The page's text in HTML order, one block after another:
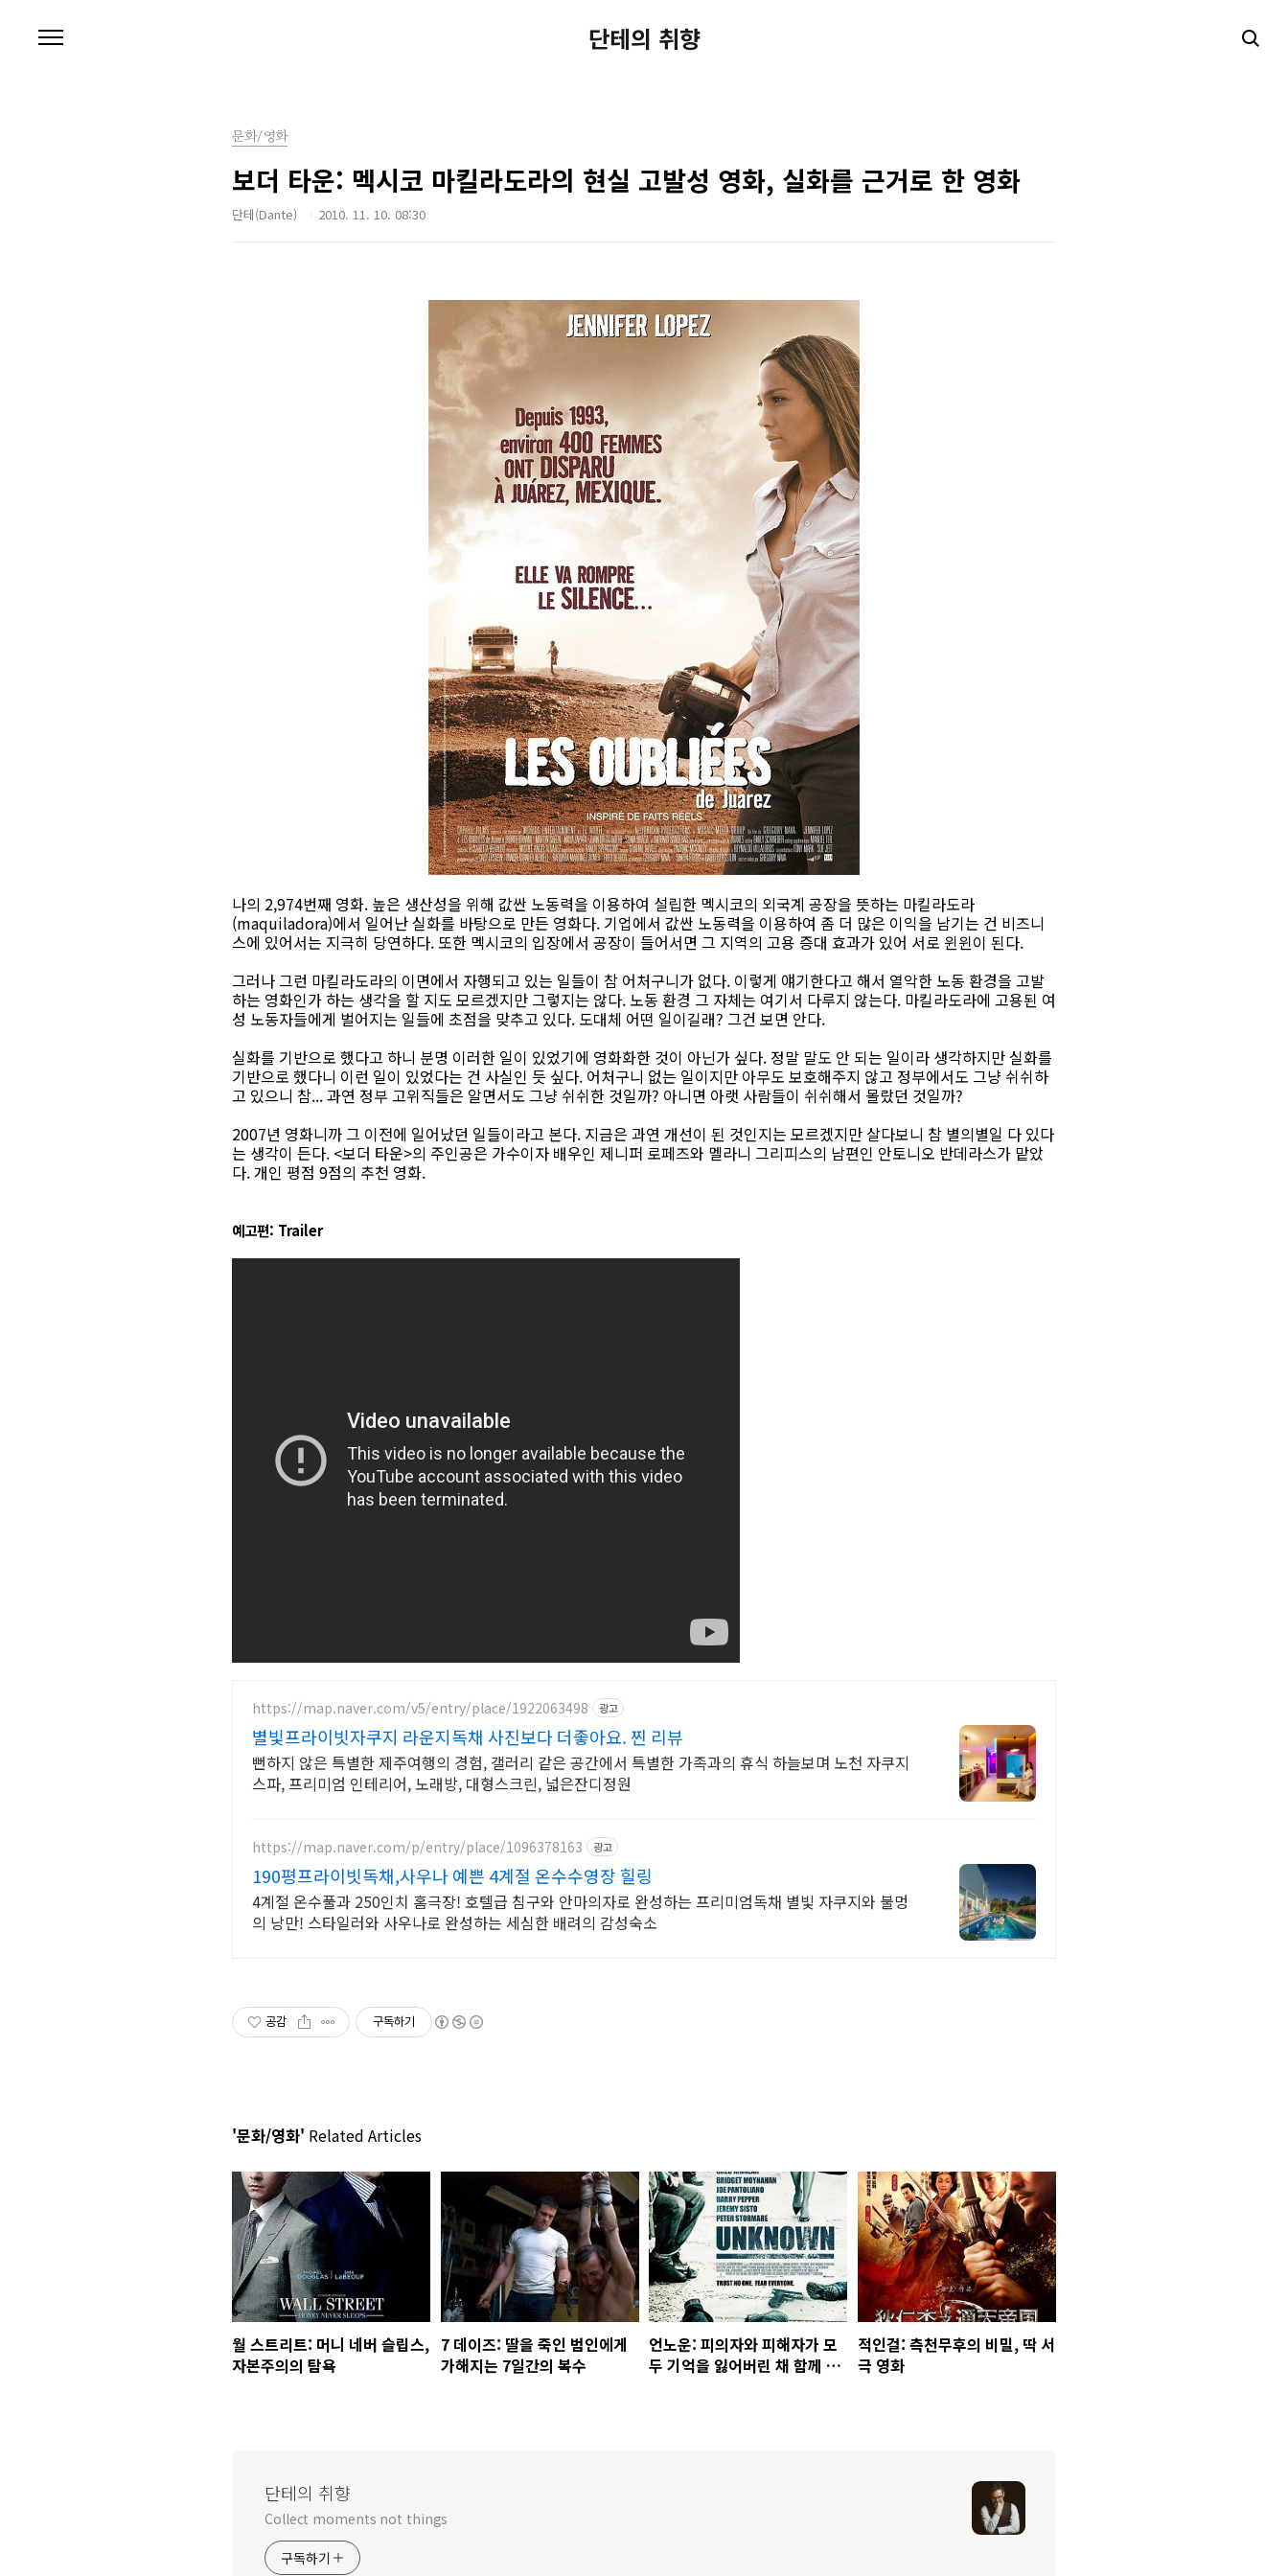
단테의 취향
문화/영화
보더 타운: 멕시코 마킬라도라의 현실 고발성 영화, 실화를 근거로 한 영화
단테(Dante) 2010. 11. 10. 08:30
나의 2,974번째 영화. 높은 생산성을 위해 값싼 노동력을 이용하여 설립한 멕시코의 외국계 공장을 뜻하는 마킬라도라
(maquiladora)에서 일어난 실화를 바탕으로 만든 영화다. 기업에서 값싼 노동력을 이용하여 좀 더 많은 이익을 남기는 건 비즈니
스에 있어서는 지극히 당연하다. 또한 멕시코의 입장에서 공장이 들어서면 그 지역의 고용 증대 효과가 있어 서로 윈윈이 된다.
그러나 그런 마킬라도라의 이면에서 자행되고 있는 일들이 참 어처구니가 없다. 이렇게 얘기한다고 해서 열악한 노동 환경을 고발
하는 영화인가 하는 생각을 할 지도 모르겠지만 그렇지는 않다. 노동 환경 그 자체는 여기서 다루지 않는다. 마킬라도라에 고용된 여
성 노동자들에게 벌어지는 일들에 초점을 맞추고 있다. 도대체 어떤 일이길래? 그건 보면 안다.
실화를 기반으로 했다고 하니 분명 이러한 일이 있었기에 영화화한 것이 아닌가 싶다. 정말 말도 안 되는 일이라 생각하지만 실화를
기반으로 했다니 이런 일이 있었다는 건 사실인 듯 싶다. 어처구니 없는 일이지만 아무도 보호해주지 않고 정부에서도 그냥 쉬쉬하
고 있으니 참... 과연 정부 고위직들은 알면서도 그냥 쉬쉬한 것일까? 아니면 아랫 사람들이 쉬쉬해서 몰랐던 것일까?
2007년 영화니까 그 이전에 일어났던 일들이라고 본다. 지금은 과연 개선이 된 것인지는 모르겠지만 살다보니 참 별의별일 다 있다
는 생각이 든다. <보더 타운>의 주인공은 가수이자 배우인 제니퍼 로페즈와 멜라니 그리피스의 남편인 안토니오 반데라스가 맡았
다. 개인 평점 9점의 추천 영화.
예고편: Trailer
https://map.naver.com/v5/entry/place/1922063498 광고
별빛프라이빗자쿠지 라운지독채 사진보다 더좋아요. 찐 리뷰
뻔하지 않은 특별한 제주여행의 경험, 갤러리 같은 공간에서 특별한 가족과의 휴식 하늘보며 노천 자쿠지
스파, 프리미엄 인테리어, 노래방, 대형스크린, 넓은잔디정원
https://map.naver.com/p/entry/place/1096378163 광고
190평프라이빗독채,사우나 예쁜 4계절 온수수영장 힐링
4계절 온수풀과 250인치 홈극장! 호텔급 침구와 안마의자로 완성하는 프리미엄독채 별빛 자쿠지와 불멍
의 낭만! 스타일러와 사우나로 완성하는 세심한 배려의 감성숙소
공감 구독하기
'문화/영화' Related Articles
월 스트리트: 머니 네버 슬립스,
자본주의의 탐욕
7 데이즈: 딸을 죽인 범인에게
가해지는 7일간의 복수
언노운: 피의자와 피해자가 모
두 기억을 잃어버린 채 함께 있
적인걸: 측천무후의 비밀, 딱 서
극 영화
단테의 취향
Collect moments not things
구독하기